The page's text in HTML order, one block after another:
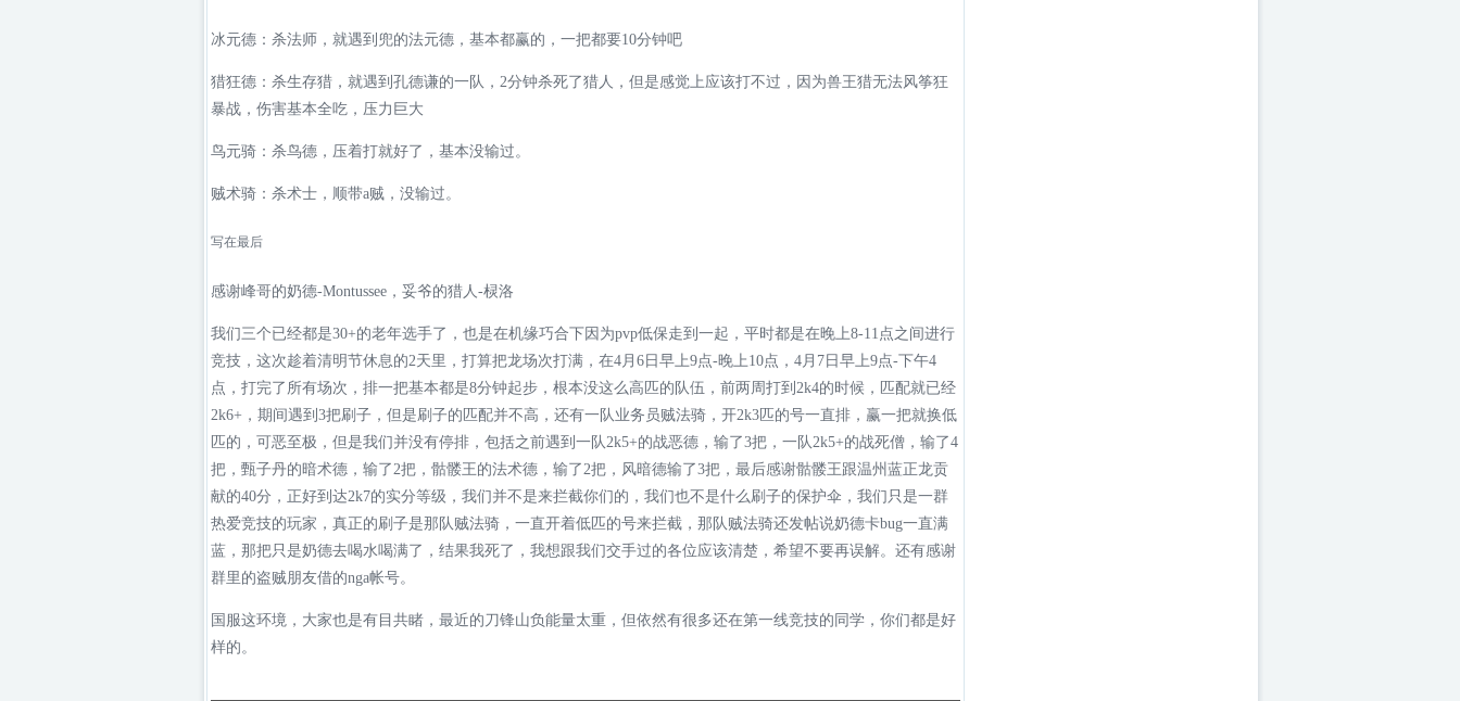
冰元德：杀法师，就遇到兜的法元德，基本都赢的，一把都要10分钟吧
猎狂德：杀生存猎，就遇到孔德谦的一队，2分钟杀死了猎人，但是感觉上应该打不过，因为兽王猎无法风筝狂
暴战，伤害基本全吃，压力巨大
鸟元骑：杀鸟德，压着打就好了，基本没输过。
贼术骑：杀术士，顺带a贼，没输过。
写在最后
感谢峰哥的奶德-Montussee，妥爷的猎人-棂洛
我们三个已经都是30+的老年选手了，也是在机缘巧合下因为pvp低保走到一起，平时都是在晚上8-11点之间进行
竞技，这次趁着清明节休息的2天里，打算把龙场次打满，在4月6日早上9点-晚上10点，4月7日早上9点-下午4
点，打完了所有场次，排一把基本都是8分钟起步，根本没这么高匹的队伍，前两周打到2k4的时候，匹配就已经
2k6+，期间遇到3把刷子，但是刷子的匹配并不高，还有一队业务员贼法骑，开2k3匹的号一直排，赢一把就换低
匹的，可恶至极，但是我们并没有停排，包括之前遇到一队2k5+的战恶德，输了3把，一队2k5+的战死僧，输了4
把，甄子丹的暗术德，输了2把，骷髅王的法术德，输了2把，风暗德输了3把，最后感谢骷髅王跟温州蓝正龙贡
献的40分，正好到达2k7的实分等级，我们并不是来拦截你们的，我们也不是什么刷子的保护伞，我们只是一群
热爱竞技的玩家，真正的刷子是那队贼法骑，一直开着低匹的号来拦截，那队贼法骑还发帖说奶德卡bug一直满
蓝，那把只是奶德去喝水喝满了，结果我死了，我想跟我们交手过的各位应该清楚，希望不要再误解。还有感谢
群里的盗贼朋友借的nga帐号。
国服这环境，大家也是有目共睹，最近的刀锋山负能量太重，但依然有很多还在第一线竞技的同学，你们都是好
样的。